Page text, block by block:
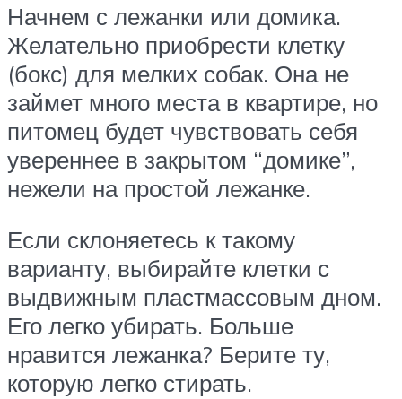
Начнем с лежанки или домика.
Желательно приобрести клетку
(бокс) для мелких собак. Она не
займет много места в квартире, но
питомец будет чувствовать себя
увереннее в закрытом “домике”,
нежели на простой лежанке.
Если склоняетесь к такому
варианту, выбирайте клетки с
выдвижным пластмассовым дном.
Его легко убирать. Больше
нравится лежанка? Берите ту,
которую легко стирать.